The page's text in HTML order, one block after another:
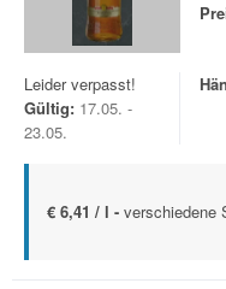
Leider verpasst!
Gültig: 17.05. -
23.05.
€ 6,41 / l - verschiedene